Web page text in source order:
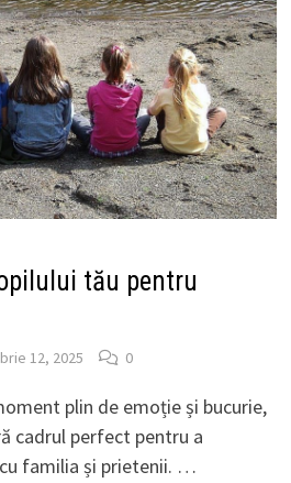
tău pentru
12, 2025 0
plin de emoție și bucurie,
cadrul perfect pentru a
familia și prietenii. …